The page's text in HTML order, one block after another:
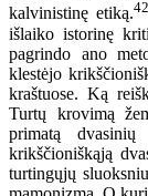
kalvinistinę etiką.42
išlaiko istorinę
pagrindo ano
klestėjo
kraštuose. Ką
Turtų krovimą
primatą dvasinių
krikščioniškąją
turtingųjų